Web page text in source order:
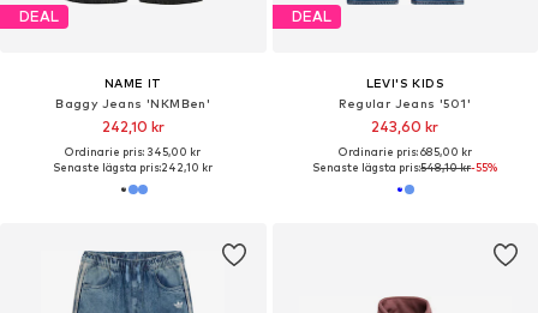
DEAL
NAME IT
Baggy Jeans 'NKMBen'
242,10 kr
Ordinarie pris: 345,00 kr
Senaste lägsta pris:242,10 kr
DEAL
LEVI'S KIDS
Regular Jeans '501'
243,60 kr
Ordinarie pris: 685,00 kr
Senaste lägsta pris:548,10 kr-55%